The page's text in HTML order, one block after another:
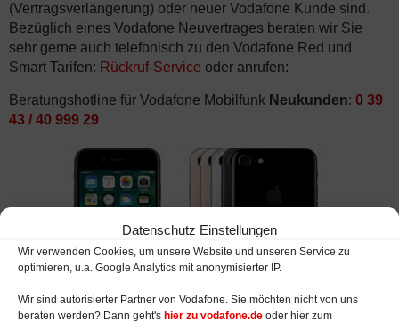
Datenschutz Einstellungen
Wir verwenden Cookies, um unsere Website und unseren Service zu
optimieren, u.a. Google Analytics mit anonymisierter IP.
Wir sind autorisierter Partner von Vodafone. Sie möchten nicht von uns
beraten werden? Dann geht's hier zu vodafone.de oder hier zum
(Vertragsverlängerung) oder neuer Vodafone Kunde sind.
Bezüglich eines Vodafone Neuvertrages beraten wir Sie
sehr gerne auch telefonisch zu den Vodafone Red und
Smart Tarifen: Rückruf-Service oder anrufen:
Beratungshotline für Vodafone Mobilfunk Neukunden: 0 39
43 / 40 999 29